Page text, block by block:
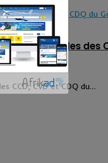
responsables des
CCD, CVD et CDQ du...